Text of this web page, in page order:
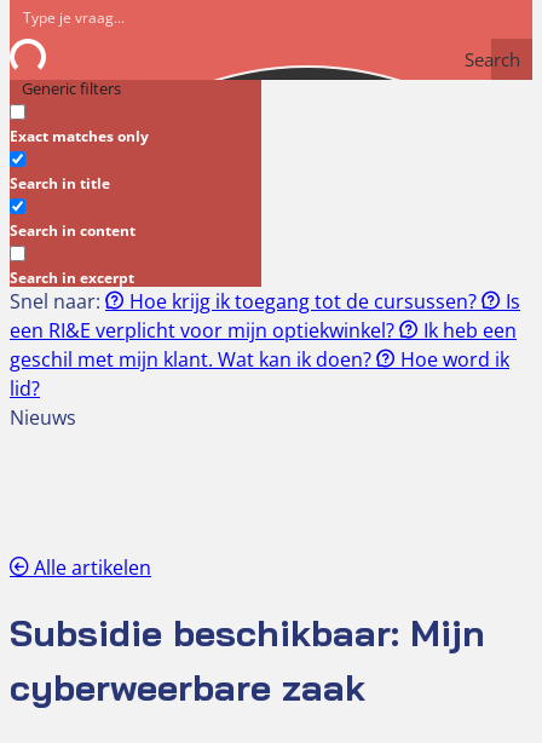
Search
Generic filters
Exact matches only
Search in title
Search in content
Search in excerpt
Snel naar: Hoe krijg ik toegang tot de cursussen?
Is
een RI&E verplicht voor mijn optiekwinkel?
Ik heb een
geschil met mijn klant. Wat kan ik doen?
Hoe word ik
lid?
Nieuws
Alle artikelen
Subsidie beschikbaar: Mijn
cyberweerbare zaak